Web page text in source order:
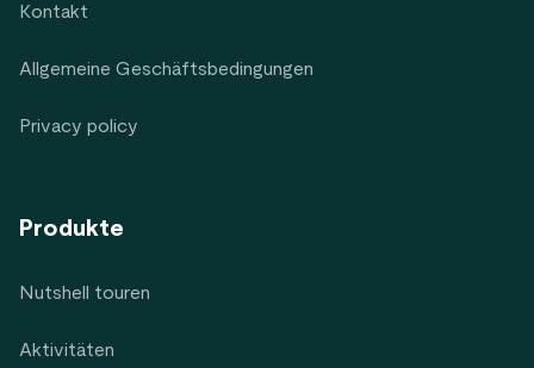
Kontakt
Allgemeine Geschäftsbedingungen
Privacy policy
Produkte
Nutshell touren
Aktivitäten